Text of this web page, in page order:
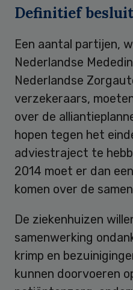
Definitief besluit
Een aantal partijen,
Nederlandse
Nederlandse
verzekeraars,
over de
hopen tegen het
adviestraject te
2014 moet er dan
komen over de
De ziekenhuizen
samenwerking
krimp en
kunnen doorvoeren